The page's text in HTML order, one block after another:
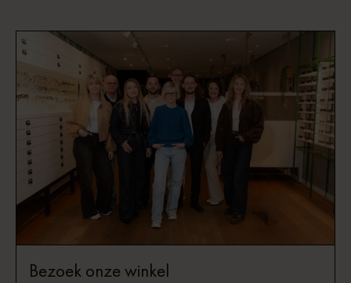
Bezoek onze winkel